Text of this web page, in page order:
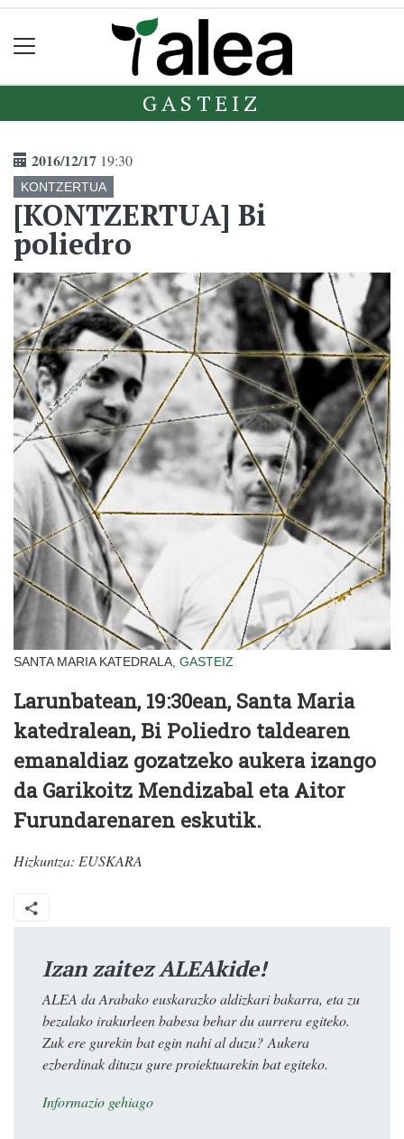
GASTEIZ
2016/12/17 19:30
KONTZERTUA
[KONTZERTUA] Bi
poliedro
SANTA MARIA KATEDRALA, GASTEIZ
Larunbatean, 19:30ean, Santa Maria
katedralean, Bi Poliedro taldearen
emanaldiaz gozatzeko aukera izango
da Garikoitz Mendizabal eta Aitor
Furundarenaren eskutik.
Hizkuntza: EUSKARA
Izan zaitez ALEAkide!
ALEA da Arabako euskarazko aldizkari bakarra, eta zu
bezalako irakurleen babesa behar du aurrera egiteko.
Zuk ere gurekin bat egin nahi al duzu? Aukera
ezberdinak dituzu gure proiektuarekin bat egiteko.
Informazio gehiago